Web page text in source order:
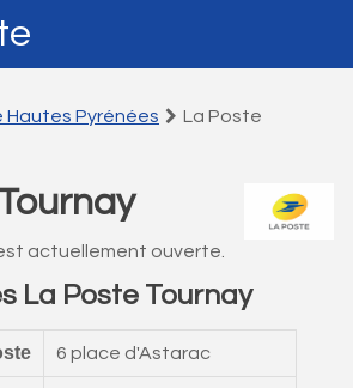
Hautes Pyrénées
La Poste
actuellement ouverte.
La Poste Tournay
6 place d'Astarac